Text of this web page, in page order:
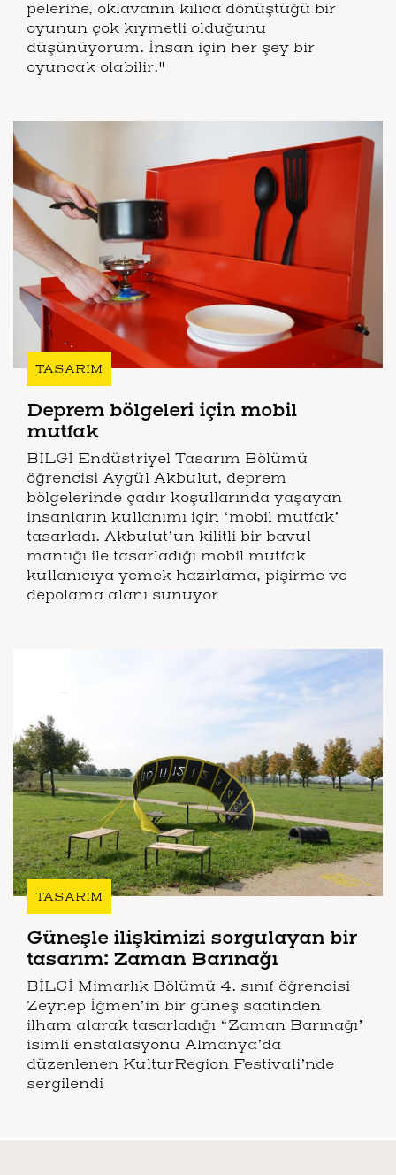
pelerine, oklavanın kılıca dönüştüğü bir
oyunun çok kıymetli olduğunu
düşünüyorum. İnsan için her şey bir
oyuncak olabilir."
TASARIM
Deprem bölgeleri için mobil
mutfak
BİLGİ Endüstriyel Tasarım Bölümü
öğrencisi Aygül Akbulut, deprem
bölgelerinde çadır koşullarında yaşayan
insanların kullanımı için ‘mobil mutfak’
tasarladı. Akbulut’un kilitli bir bavul
mantığı ile tasarladığı mobil mutfak
kullanıcıya yemek hazırlama, pişirme ve
depolama alanı sunuyor
TASARIM
Güneşle ilişkimizi sorgulayan bir
tasarım: Zaman Barınağı
BİLGİ Mimarlık Bölümü 4. sınıf öğrencisi
Zeynep İğmen’in bir güneş saatinden
ilham alarak tasarladığı “Zaman Barınağı”
isimli enstalasyonu Almanya’da
düzenlenen KulturRegion Festivali’nde
sergilendi